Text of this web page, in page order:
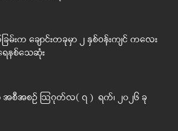
းက ချောင်းတခုမှာ ၂ နှစ်ဝန်းကျင် ကလေး
နစ်သေဆုံး
အစီအစဉ် ဩဂုတ်လ( ၇ ) ရက်၊ ၂၀၂၆ ခု